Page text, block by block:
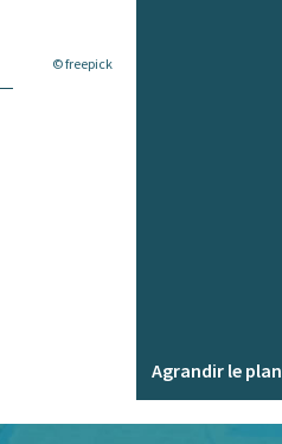
© freepick
Agrandir le plan